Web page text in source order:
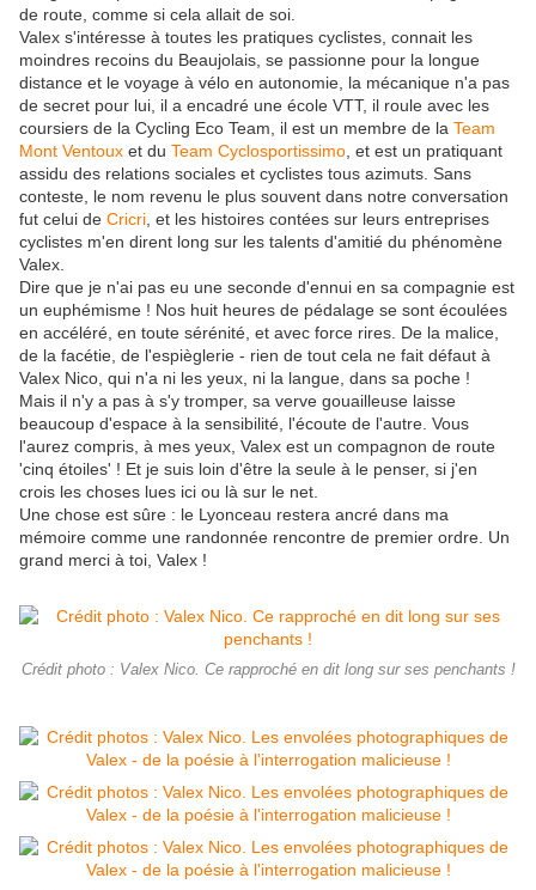
de route, comme si cela allait de soi.
Valex s'intéresse à toutes les pratiques cyclistes, connait les
moindres recoins du Beaujolais, se passionne pour la longue
distance et le voyage à vélo en autonomie, la mécanique n'a pas
de secret pour lui, il a encadré une école VTT, il roule avec les
coursiers de la Cycling Eco Team, il est un membre de la Team
Mont Ventoux et du Team Cyclosportissimo , et est un pratiquant
assidu des relations sociales et cyclistes tous azimuts. Sans
conteste, le nom revenu le plus souvent dans notre conversation
fut celui de Cricri , et les histoires contées sur leurs entreprises
cyclistes m'en dirent long sur les talents d'amitié du phénomène
Valex.
Dire que je n'ai pas eu une seconde d'ennui en sa compagnie est
un euphémisme ! Nos huit heures de pédalage se sont écoulées
en accéléré, en toute sérénité, et avec force rires. De la malice,
de la facétie, de l'espièglerie - rien de tout cela ne fait défaut à
Valex Nico, qui n'a ni les yeux, ni la langue, dans sa poche !
Mais il n'y a pas à s'y tromper, sa verve gouailleuse laisse
beaucoup d'espace à la sensibilité, l'écoute de l'autre. Vous
l'aurez compris, à mes yeux, Valex est un compagnon de route
'cinq étoiles' ! Et je suis loin d'être la seule à le penser, si j'en
crois les choses lues ici ou là sur le net.
Une chose est sûre : le Lyonceau restera ancré dans ma
mémoire comme une randonnée rencontre de premier ordre. Un
grand merci à toi, Valex !
Crédit photo : Valex Nico. Ce rapproché en dit long sur ses penchants !